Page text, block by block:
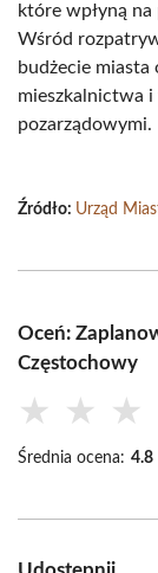
które wpłyną
Wśród
budżecie
mieszkalnictwa i
pozarządowymi.
Źródło: Urząd
Oceń:
Częstochowy
★ ★ ★
Średnia ocena: 4.8